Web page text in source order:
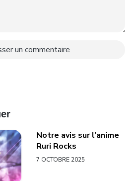
Notre avis sur l’anime
Ruri Rocks
7 OCTOBRE 2025